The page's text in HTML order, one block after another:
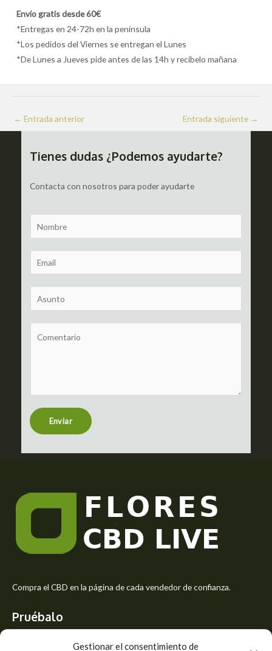
Gestionar el consentimiento de
Envío gratis desde 60€
*Entregas en 24-72h en la península
*Los pedidos del Viernes se entregan el Lunes
*De Lunes a Jueves pide antes de las 14h y recíbelo mañana
Navegación
de
← Entrada anterior Entrada siguiente →
Tienes dudas ¿Podemos ayudarte?
Contacta con nosotros para poder ayudarte
a
m
m
a
u
b
t
r
s
e
Enviar
Compra el CBD en la página de cada vendedor de confianza.
Pruébalo
Siente el mejor aroma de las flores CBD y usa los beneficios del